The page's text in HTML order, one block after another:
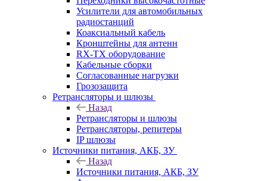
Усилители для автомобильных
радиостанций
Коаксиальный кабель
Кронштейны для антенн
RX-TX оборудование
Кабельные сборки
Согласованные нагрузки
Грозозащита
Ретрансляторы и шлюзы
Назад
Ретрансляторы и шлюзы
Ретрансляторы, репитеры
IP шлюзы
Источники питания, АКБ, ЗУ
Назад
Источники питания, АКБ, ЗУ